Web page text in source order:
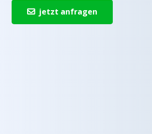
jetzt anfragen